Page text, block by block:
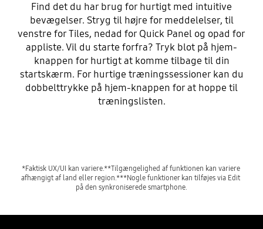
Find det du har brug for hurtigt med intuitive
bevægelser. Stryg til højre for meddelelser, til
venstre for Tiles, nedad for Quick Panel og opad for
appliste. Vil du starte forfra? Tryk blot på hjem-
knappen for hurtigt at komme tilbage til din
startskærm. For hurtige træningssessioner kan du
dobbelttrykke på hjem-knappen for at hoppe til
træningslisten.
*Faktisk UX/UI kan variere.**Tilgængelighed af funktionen kan variere
afhængigt af land eller region.***Nogle funktioner kan tilføjes via Edit
på den synkroniserede smartphone.